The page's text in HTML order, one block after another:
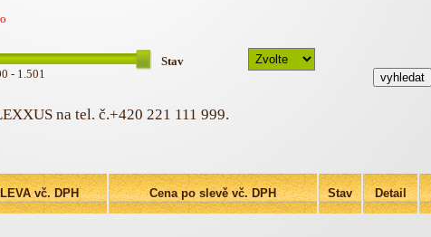
- 1.501
Stav
na tel. č.+420 221 111 999.
vč. DPH Cena po slevě vč. DPH Stav Detail